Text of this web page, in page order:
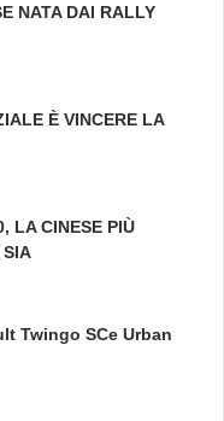
NATA DAI RALLY
È VINCERE LA
LA CINESE PIÙ
SIA
Twingo SCe Urban